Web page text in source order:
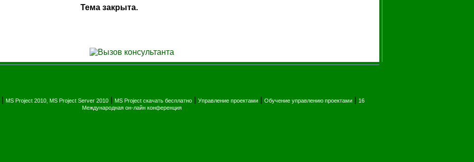
Тема закрыта.
MS Project 2010, MS Project Server 2010 MS Project скачать бесплатно Управление проектами Обучение управлению проектами
16
Международная он-лайн конференция